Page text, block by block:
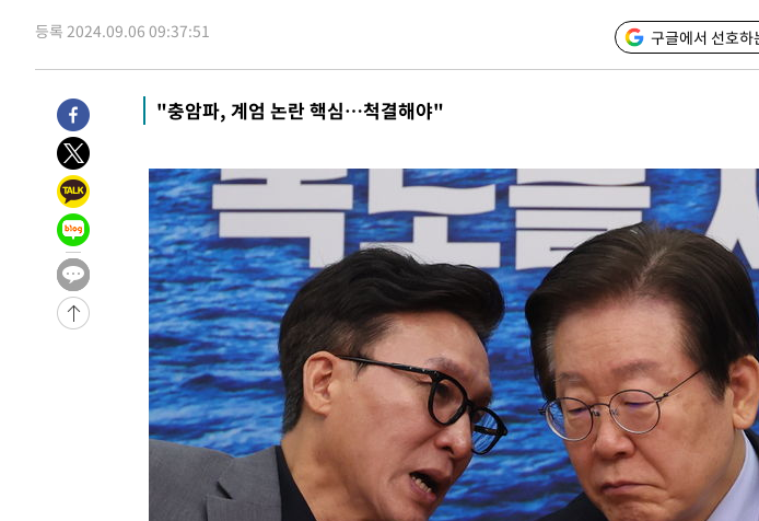
-24839초 전 >'월드컵 탈락 후폭풍' 축구협회…11시간 걸린 초유의 압수수색(종
합)
-24275초 전 >[속보] 뉴욕증시, 혼조 출발…나스닥 0.3%↓, 다우 0.14%↑
-23068초 전 >
축구협회, 15년 전 심판 성 접대 파문에 "현재는 내부 지침 준수"
-21753초 전 >
-7349초 전 >
[속보]합참 "北 발사체는 단거리탄도미사일…감시·경계태세 강화"
-7097초 전 >
日방위성, 北이 동해로 쏜 발사체는 탄도미사일 가능성
-5527초 전 >
[속보] SKT, 에이닷 서비스 장애 발생…"원인 파악 중"
-4933초 전 >
[속보]합참 "북, 동해상으로 미상 발사체 발사"
-4329초 전 >
'낮 최고 39도' 불볕더위…한밤 열대야도 계속[내일날씨]
-4288초 전 >
[속보]7~9일 프로야구 3연전도 폭염 취소…11일 재개
"韓 외환시장 개입 관측 배경엔 美의 대한국 무역적자 있어"
'월드컵 탈락 후폭풍' 축구협회…초유의 압수수색에 '충격·당황'
서울 낮 37.9도, 올여름 최고치 경신…영등포 순간 '40도'
[속보]종합특검, 대검 추가 압수수색…내란 중요임무종사 혐의
[속보]코스닥, 800p 회복…0.26% 오른 801.67 마감
[속보]코스피, 301.88포인트(4.58%) 내린 6296.38 마감
등록 2024.09.06 09:37:51 구글에서 선호하
"충암파, 계엄 논란 핵심…척결해야"